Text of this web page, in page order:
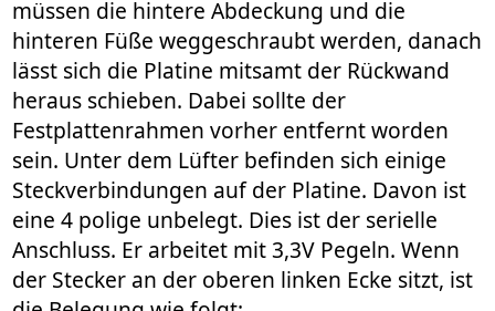
müssen die hintere Abdeckung und die
hinteren Füße weggeschraubt werden, danach
lässt sich die Platine mitsamt der Rückwand
heraus schieben. Dabei sollte der
Festplattenrahmen vorher entfernt worden
sein. Unter dem Lüfter befinden sich einige
Steckverbindungen auf der Platine. Davon ist
eine 4 polige unbelegt. Dies ist der serielle
Anschluss. Er arbeitet mit 3,3V Pegeln. Wenn
der Stecker an der oberen linken Ecke sitzt, ist